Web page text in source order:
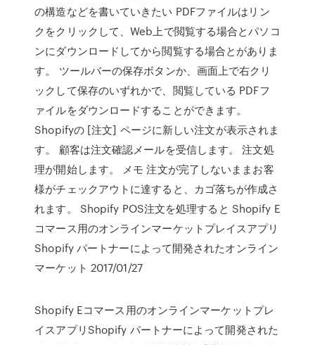
の構造などを書いていきたい PDFファイルはリン
クをクリックして、Web上で閲覧する場合とパソコ
ンにダウンロードしてから閲覧する場合とがありま
す。 ツールバーの保存ボタンか、画面上で右クリ
ックして保存のいずれかで、閲覧している PDFフ
ァイルをダウンロードすることができます。
Shopifyの [注文] ページに新しい注文が表示されま
す。 顧客は注文確認メールを受信します。 注文処
理が開始します。 メモ 注文が完了しないままお客
様がチェックアウトに達すると、カゴ落ちが作成さ
れます。 Shopify POS注文を処理すると Shopify E
コマース用のオンラインマーケットプレイスアプリ
Shopify パートナーによって開発されたオンライン
マーケット 2017/01/27
Shopify Eコマース用のオンラインマーケットプレ
イスアプリShopify パートナーによって開発された